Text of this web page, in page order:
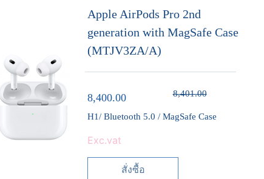
Apple AirPods Pro 2nd
generation with MagSafe Case
(MTJV3ZA/A)
8,400.00 8,401.00
H1/ Bluetooth 5.0 / MagSafe Case
Exc.vat
สั่งซื้อ